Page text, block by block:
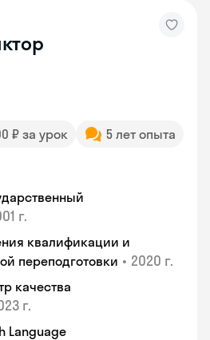
₽ за урок
5 лет опыта
г.
квалификации и
переподготовки • 2020 г.
качества
г.
Language